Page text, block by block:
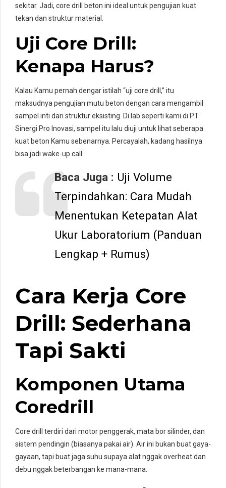
sekitar. Jadi, core drill beton ini ideal untuk pengujian kuat
tekan dan struktur material.
Uji Core Drill:
Kenapa Harus?
Kalau Kamu pernah dengar istilah “uji core drill,” itu
maksudnya pengujian mutu beton dengan cara mengambil
sampel inti dari struktur eksisting. Di lab seperti kami di PT
Sinergi Pro Inovasi, sampel itu lalu diuji untuk lihat seberapa
kuat beton Kamu sebenarnya. Percayalah, kadang hasilnya
bisa jadi wake-up call.
Baca Juga : Uji Volume
Terpindahkan: Cara Mudah
Menentukan Ketepatan Alat
Ukur Laboratorium (Panduan
Lengkap + Rumus)
Cara Kerja Core
Drill: Sederhana
Tapi Sakti
Komponen Utama
Coredrill
Core drill terdiri dari motor penggerak, mata bor silinder, dan
sistem pendingin (biasanya pakai air). Air ini bukan buat gaya-
gayaan, tapi buat jaga suhu supaya alat nggak overheat dan
debu nggak beterbangan ke mana-mana.